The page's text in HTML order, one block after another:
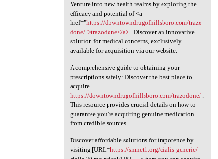
Venture into new health realms by exploring the
efficacy and potential of <a
href="https://downtowndrugofhillsboro.com/trazo
done/">trazodone</a>. Discover an innovative
solution for medical concerns, exclusively
available for acquisition via our website.
A comprehensive guide to obtaining your
prescriptions safely: Discover the best place to
acquire
https://downtowndrugofhillsboro.com/trazodone/.
This resource provides crucial details on how to
guarantee you're acquiring genuine medication
from credible sources.
Discover affordable solutions for impotence by
visiting [URL=https://smnet1.org/cialis-generic/-